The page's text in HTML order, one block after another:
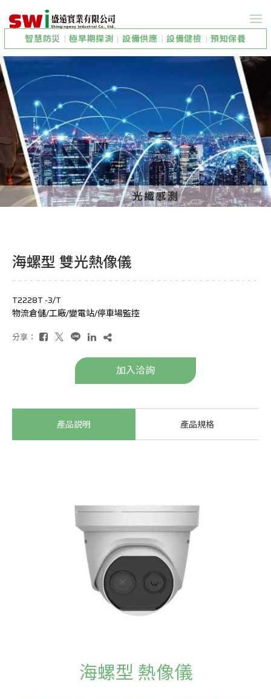
智慧防災 | 極早期探測 | 設備供應 | 設備健檢 | 預知保養
海螺型 雙光熱像儀
T2228T -3/T
物流倉儲/工廠/變電站/停車場監控
分享：
加入洽詢
產品説明 產品規格
海螺型 熱像儀